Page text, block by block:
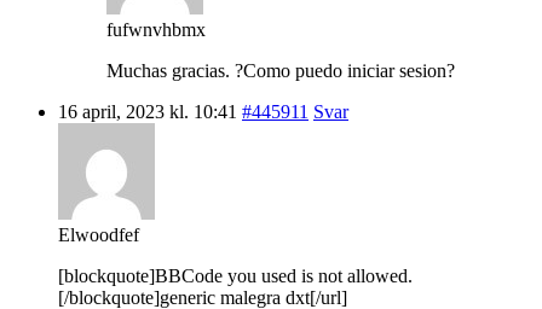
fufwnvhbmx
Muchas gracias. ?Como puedo iniciar sesion?
16 april, 2023 kl. 10:41 #445911 Svar
Elwoodfef
[blockquote]BBCode you used is not allowed.
[/blockquote]generic malegra dxt[/url]